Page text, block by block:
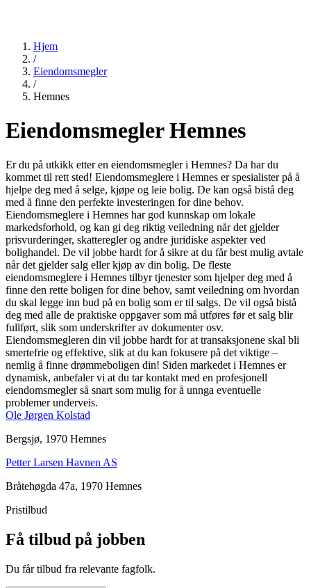
Hjem
/
Eiendomsmegler
/
Hemnes
Eiendomsmegler Hemnes
Er du på utkikk etter en eiendomsmegler i Hemnes? Da har du
kommet til rett sted! Eiendomsmeglere i Hemnes er spesialister på å
hjelpe deg med å selge, kjøpe og leie bolig. De kan også bistå deg
med å finne den perfekte investeringen for dine behov.
Eiendomsmeglere i Hemnes har god kunnskap om lokale
markedsforhold, og kan gi deg riktig veiledning når det gjelder
prisvurderinger, skatteregler og andre juridiske aspekter ved
bolighandel. De vil jobbe hardt for å sikre at du får best mulig avtale
når det gjelder salg eller kjøp av din bolig. De fleste
eiendomsmeglere i Hemnes tilbyr tjenester som hjelper deg med å
finne den rette boligen for dine behov, samt veiledning om hvordan
du skal legge inn bud på en bolig som er til salgs. De vil også bistå
deg med alle de praktiske oppgaver som må utføres før et salg blir
fullført, slik som underskrifter av dokumenter osv.
Eiendomsmegleren din vil jobbe hardt for at transaksjonene skal bli
smertefrie og effektive, slik at du kan fokusere på det viktige –
nemlig å finne drømmeboligen din! Siden markedet i Hemnes er
dynamisk, anbefaler vi at du tar kontakt med en profesjonell
eiendomsmegler så snart som mulig for å unnga eventuelle
problemer underveis.
Ole Jørgen Kolstad
Bergsjø, 1970 Hemnes
Petter Larsen Havnen AS
Bråtehøgda 47a, 1970 Hemnes
Pristilbud
Få tilbud på jobben
Du får tilbud fra relevante fagfolk.